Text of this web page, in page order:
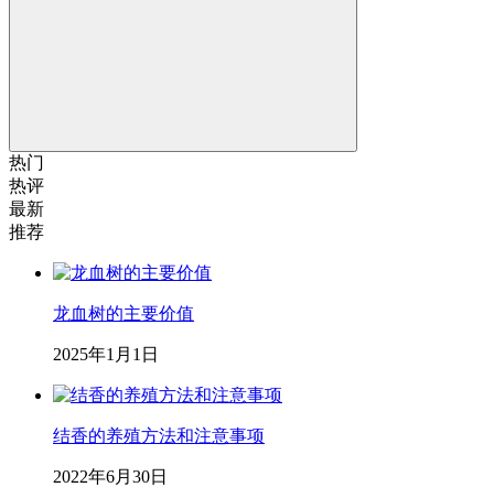
热门
热评
最新
推荐
龙血树的主要价值
2025年1月1日
结香的养殖方法和注意事项
2022年6月30日